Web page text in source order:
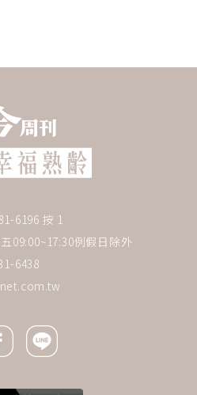
6196 按 1
09:00~17:30例假日除外
6438
icon
Line icon